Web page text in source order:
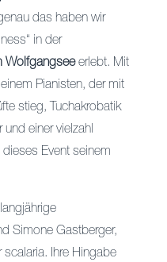
das haben wir
in der
Wolfgangseeerlebt. Mit
Pianisten, der mit
stieg, Tuchakrobatik
einer vielzahl
Event seinem
Simone Gastberger,
scalaria. Ihre Hingabe